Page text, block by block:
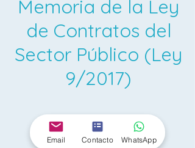
Memoria de la Ley
de Contratos del
Sector Público (Ley
9/2017)
Email Contacto WhatsApp